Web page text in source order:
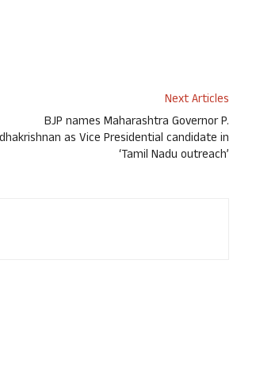
Next Articles
BJP names Maharashtra Governor P.
as Vice Presidential candidate in
‘Tamil Nadu outreach’